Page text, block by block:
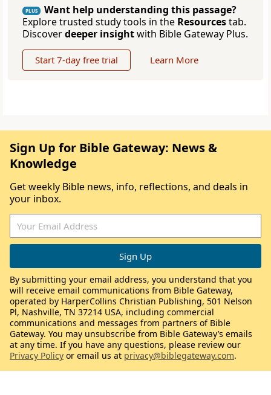
PLUS
Want help understanding this passage?
Explore trusted study tools in the Resourcestab.
Discoverdeeper insightwith Bible Gateway Plus.
Start 7-day free trial Learn More
Sign Up for Bible Gateway: News &
Knowledge
Get weekly Bible news, info, reflections, and deals in
your inbox.
By submitting your email address, you understand that you
will receive email communications from Bible Gateway,
operated by HarperCollins Christian Publishing, 501 Nelson
Pl, Nashville, TN 37214 USA, including commercial
communications and messages from partners of Bible
Gateway. You may unsubscribe from Bible Gateway’s emails
at any time. If you have any questions, please review our
Privacy Policy or email us at privacy@biblegateway.com.